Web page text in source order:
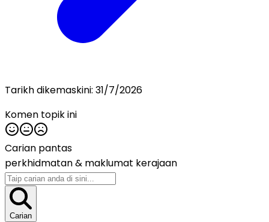
Tarikh dikemaskini: 31/7/2026
Komen topik ini
Carian pantas
perkhidmatan & maklumat kerajaan
Carian